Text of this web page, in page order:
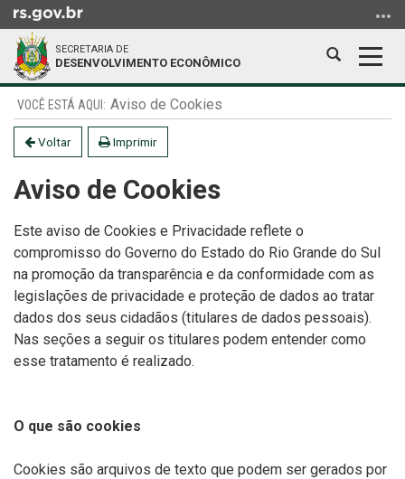
para
conteúdo
para
menu
para
busca
SECRETARIA DE
DESENVOLVIMENTO ECONÔMICO
Abrir
Início
do
conteúdo
Aviso de Cookies
Voltar Imprimir
Aviso de Cookies
Este aviso de Cookies e Privacidade reflete o
compromisso do Governo do Estado do Rio Grande do Sul
na promoção da transparência e da conformidade com as
legislações de privacidade e proteção de dados ao tratar
dados dos seus cidadãos (titulares de dados pessoais).
Nas seções a seguir os titulares podem entender como
esse tratamento é realizado.
O que são cookies
Cookies são arquivos de texto que podem ser gerados por